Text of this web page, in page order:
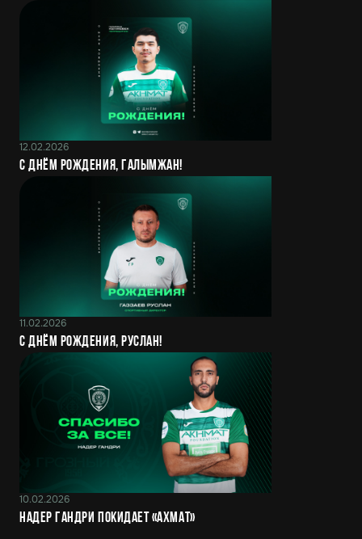
12.02.2026
С днём рождения, Галымжан!
11.02.2026
С днём рождения, Руслан!
10.02.2026
Надер Гандри покидает «Ахмат»